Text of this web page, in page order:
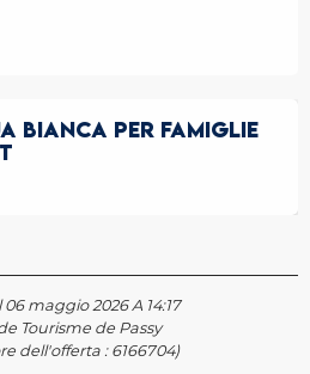
BIANCA PER FAMIGLIE
maggio 2026 A 14:17
Tourisme de Passy
dell'offerta : 6166704)